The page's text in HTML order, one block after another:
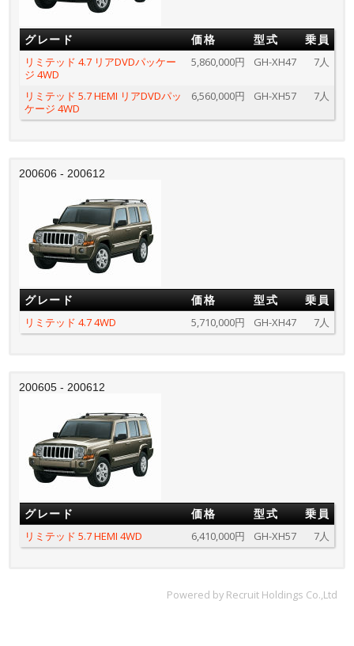
グレード 価格 型式 乗員
リミテッド 4.7 リアDVDパッケー
ジ 4WD
5,860,000円 GH-XH47 7人
リミテッド 5.7 HEMI リアDVDパッ
ケージ 4WD
6,560,000円 GH-XH57 7人
200606 - 200612
グレード 価格 型式 乗員
リミテッド 4.7 4WD 5,710,000円 GH-XH47 7人
200605 - 200612
グレード 価格 型式 乗員
リミテッド 5.7 HEMI 4WD 6,410,000円 GH-XH57 7人
Powered by Recruit Holdings Co.,Ltd